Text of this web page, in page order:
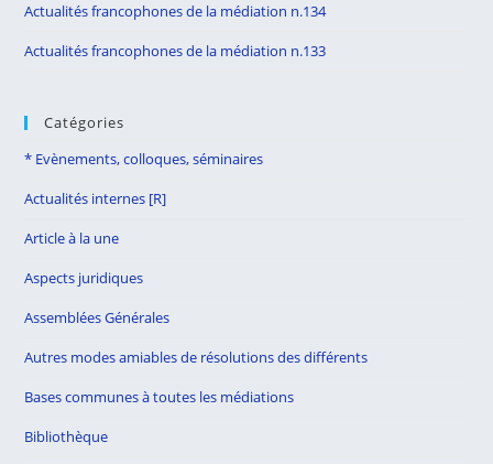
Actualités francophones de la médiation n.134
Actualités francophones de la médiation n.133
Catégories
* Evènements, colloques, séminaires
Actualités internes [R]
Article à la une
Aspects juridiques
Assemblées Générales
Autres modes amiables de résolutions des différents
Bases communes à toutes les médiations
Bibliothèque